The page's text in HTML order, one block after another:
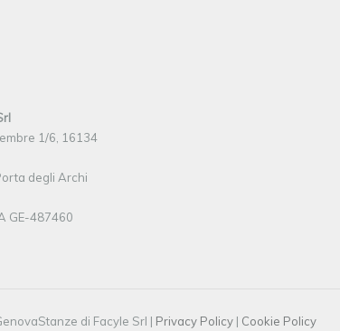
1/6, 16134
degli Archi
GE-487460
di Facyle Srl | Privacy Policy | Cookie Policy